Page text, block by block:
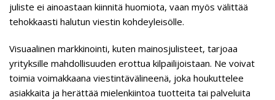
juliste ei ainoastaan kiinnitä huomiota, vaan myös välittää
tehokkaasti halutun viestin kohdeyleisölle.
Visuaalinen markkinointi, kuten mainosjulisteet, tarjoaa
yrityksille mahdollisuuden erottua kilpailijoistaan. Ne voivat
toimia voimakkaana viestintävälineenä, joka houkuttelee
asiakkaita ja herättää mielenkiintoa tuotteita tai palveluita